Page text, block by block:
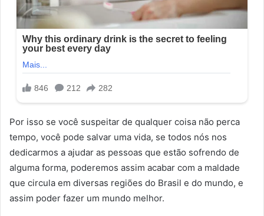
Por isso se você suspeitar de qualquer coisa não perca
tempo, você pode salvar uma vida, se todos nós nos
dedicarmos a ajudar as pessoas que estão sofrendo de
alguma forma, poderemos assim acabar com a maldade
que circula em diversas regiões do Brasil e do mundo, e
assim poder fazer um mundo melhor.